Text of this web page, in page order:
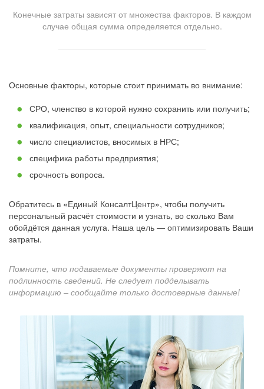
Конечные затраты зависят от множества факторов. В каждом
случае общая сумма определяется отдельно.
Основные факторы, которые стоит принимать во внимание:
СРО, членство в которой нужно сохранить или получить;
квалификация, опыт, специальности сотрудников;
число специалистов, вносимых в НРС;
специфика работы предприятия;
срочность вопроса.
Обратитесь в «Единый КонсалтЦентр», чтобы получить
персональный расчёт стоимости и узнать, во сколько Вам
обойдётся данная услуга. Наша цель — оптимизировать Ваши
затраты.
Помните, что подаваемые документы проверяют на
подлинность сведений. Не следует подделывать
информацию – сообщайте только достоверные данные!